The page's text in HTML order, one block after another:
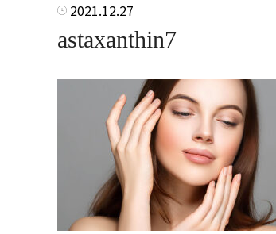
2021.12.27
astaxanthin7